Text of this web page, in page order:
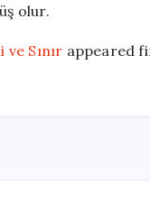
olur.
ve Sınır appeared